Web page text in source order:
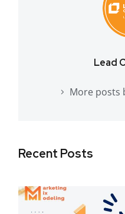
Lead
More posts
Recent Posts